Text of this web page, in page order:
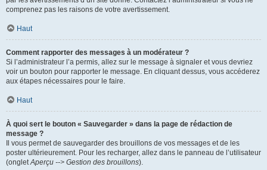
comprenez pas les raisons de votre avertissement.
Haut
Comment rapporter des messages à un modérateur ?
Si l’administrateur l’a permis, allez sur le message à signaler et vous devriez
voir un bouton pour rapporter le message. En cliquant dessus, vous accéderez
aux étapes nécessaires pour le faire.
Haut
À quoi sert le bouton « Sauvegarder » dans la page de rédaction de
message ?
Il vous permet de sauvegarder des brouillons de vos messages et de les
poster ultérieurement. Pour les recharger, allez dans le panneau de l’utilisateur
(ongletAperçu --> Gestion des brouillons).